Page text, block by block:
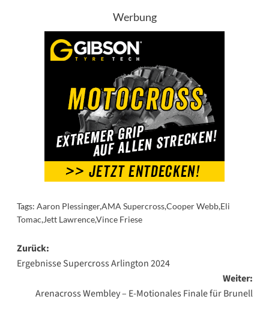
Werbung
Tags: Aaron Plessinger,AMA Supercross,Cooper Webb,Eli
Tomac,Jett Lawrence,Vince Friese
Beitragsnavigation
Zurück:
Ergebnisse Supercross Arlington 2024
Weiter:
Arenacross Wembley – E-Motionales Finale für Brunell